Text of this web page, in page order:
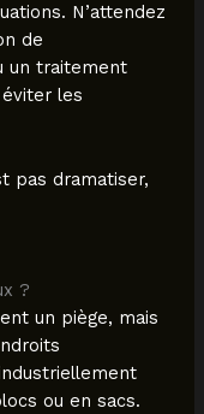
N’attendez
de
un traitement
les
pas dramatiser,
?
un piège, mais
ou en sacs.